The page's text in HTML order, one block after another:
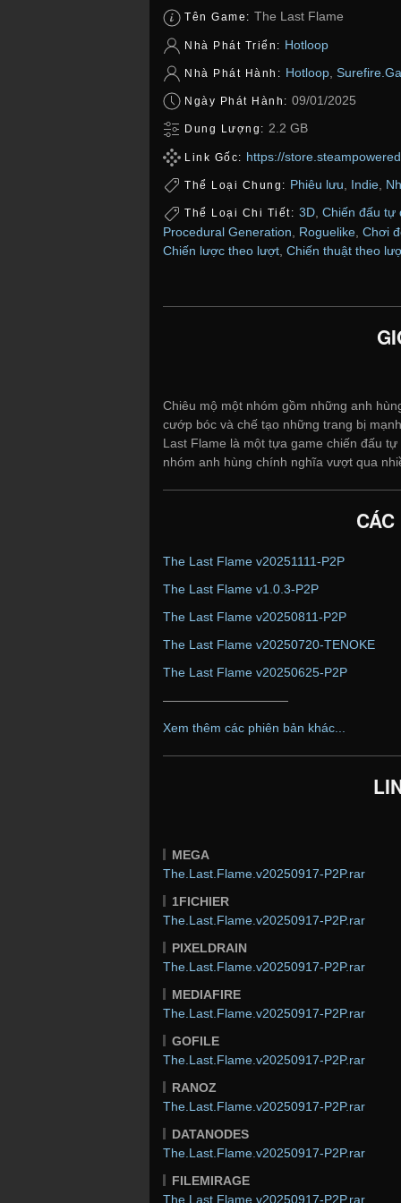
Tên Game: The Last Flame
Nhà Phát Triển: Hotloop
Nhà Phát Hành: Hotloop,
Ngày Phát Hành: 09/01/2025
Dung Lượng: 2.2 GB
Link Gốc: https://
Thể Loại Chung: Phiêu lưu Indie
Thể Loại Chi Tiết: 3D, Chiến đấu tự
Procedural Generation
Roguelike Chơi
Chiến lược theo lượt Chiến thuật theo
Chiêu mộ một nhóm gồm những anh
cướp bóc và chế tạo những trang bị
Last Flame là một tựa game chiến đấu
nhóm anh hùng chính nghĩa vượt qua
The Last Flame v20251111-P2P
The Last Flame v1.0.3-P2P
The Last Flame v20250811-P2P
The Last Flame v20250720-TENOKE
The Last Flame v20250625-P2P
——————————
Xem thêm các phiên bản khác...
MEGA
The.Last.Flame.v20250917-P2P.rar
1FICHIER
The.Last.Flame.v20250917-P2P.rar
PIXELDRAIN
The.Last.Flame.v20250917-P2P.rar
MEDIAFIRE
The.Last.Flame.v20250917-P2P.rar
GOFILE
The.Last.Flame.v20250917-P2P.rar
RANOZ
The.Last.Flame.v20250917-P2P.rar
DATANODES
The.Last.Flame.v20250917-P2P.rar
FILEMIRAGE
The.Last.Flame.v20250917-P2P.rar